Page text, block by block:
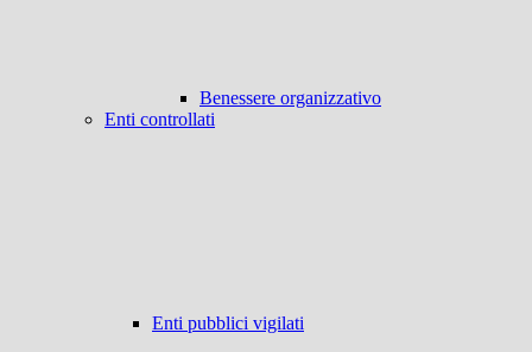
Benessere organizzativo
Enti controllati
Enti pubblici vigilati